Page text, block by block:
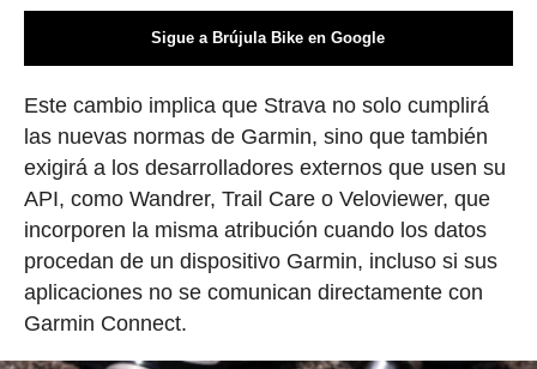
Sigue a Brújula Bike en Google
Este cambio implica que Strava no solo cumplirá
las nuevas normas de Garmin, sino que también
exigirá a los desarrolladores externos que usen su
API, como Wandrer, Trail Care o Veloviewer, que
incorporen la misma atribución cuando los datos
procedan de un dispositivo Garmin, incluso si sus
aplicaciones no se comunican directamente con
Garmin Connect.